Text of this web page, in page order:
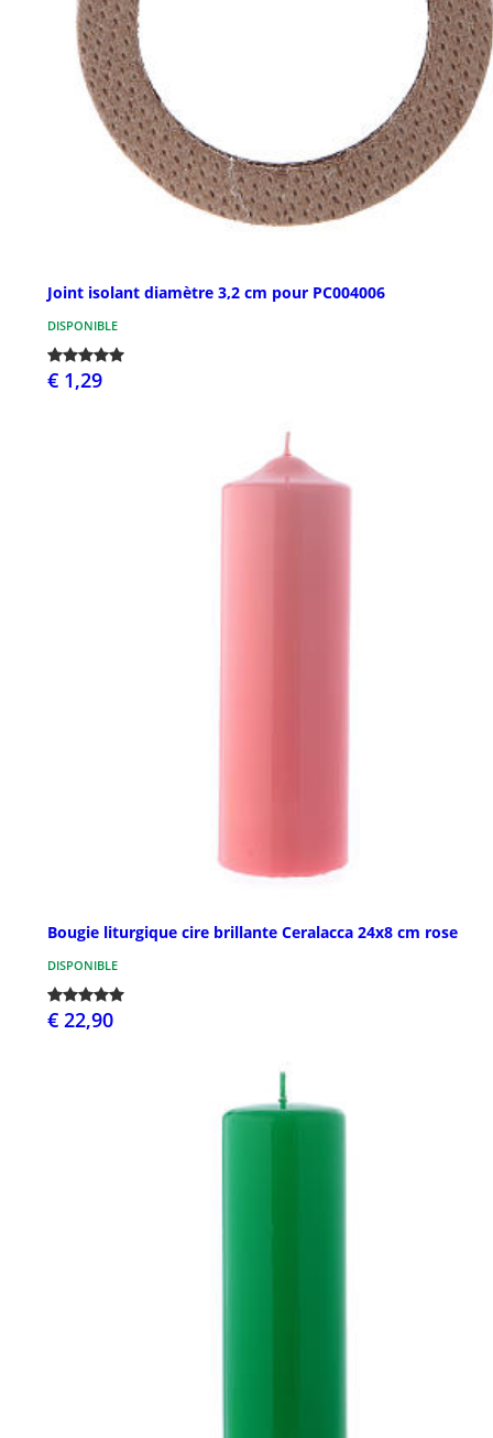
Joint isolant diamètre 3,2 cm pour PC004006
DISPONIBLE
€ 1,29
Bougie liturgique cire brillante Ceralacca 24x8 cm rose
DISPONIBLE
€ 22,90